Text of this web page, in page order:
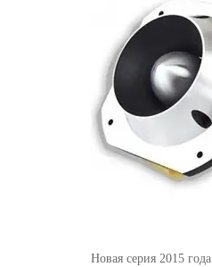
Новая серия 2015 года